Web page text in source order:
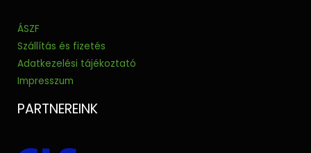
ÁSZF
Szállítás és fizetés
Adatkezelési tájékoztató
Impresszum
PARTNEREINK